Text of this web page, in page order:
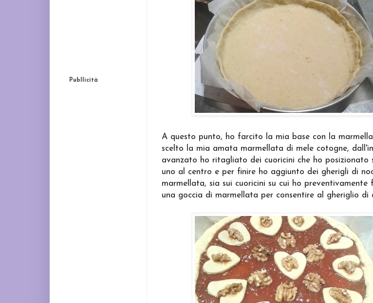
A questo punto, ho farcito la mia base con la
scelto la mia amata marmellata di mele cotogne,
avanzato ho ritagliato dei cuoricini che ho posizionato
uno al centro e per finire ho aggiunto dei gherigli di
marmellata, sia sui cuoricini su cui ho
una goccia di marmellata per consentire al gheriglio di
Publlicità